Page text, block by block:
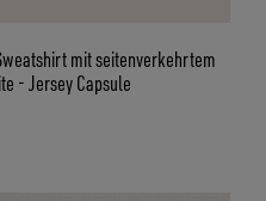
mit seitenverkehrtem
- Jersey Capsule